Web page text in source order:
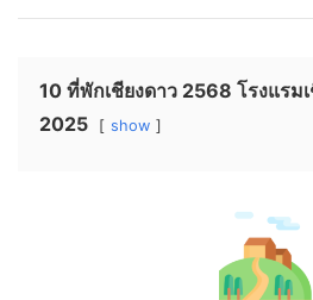
10 ที่พักเชียงดาว 2568 โรงแรม
2025
show